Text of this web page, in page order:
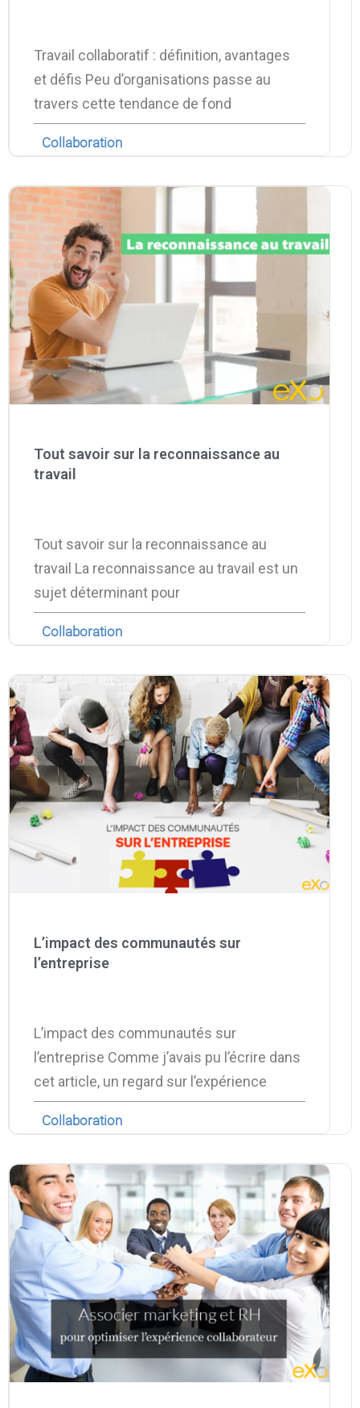
Travail collaboratif : définition, avantages
et défis Peu d’organisations passe au
travers cette tendance de fond
Collaboration
Tout savoir sur la reconnaissance au
travail
Tout savoir sur la reconnaissance au
travail La reconnaissance au travail est un
sujet déterminant pour
Collaboration
L’impact des communautés sur
l’entreprise
L’impact des communautés sur
l’entreprise Comme j’avais pu l’écrire dans
cet article, un regard sur l’expérience
Collaboration